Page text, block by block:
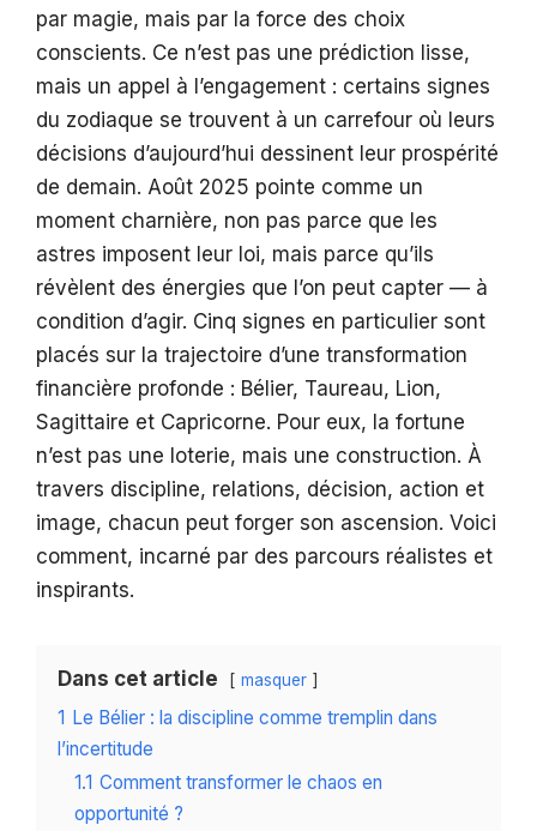
par magie, mais par la force des choix
conscients. Ce n’est pas une prédiction lisse,
mais un appel à l’engagement : certains signes
du zodiaque se trouvent à un carrefour où leurs
décisions d’aujourd’hui dessinent leur prospérité
de demain. Août 2025 pointe comme un
moment charnière, non pas parce que les
astres imposent leur loi, mais parce qu’ils
révèlent des énergies que l’on peut capter — à
condition d’agir. Cinq signes en particulier sont
placés sur la trajectoire d’une transformation
financière profonde : Bélier, Taureau, Lion,
Sagittaire et Capricorne. Pour eux, la fortune
n’est pas une loterie, mais une construction. À
travers discipline, relations, décision, action et
image, chacun peut forger son ascension. Voici
comment, incarné par des parcours réalistes et
inspirants.
Dans cet article masquer
1 Le Bélier : la discipline comme tremplin dans
l’incertitude
1.1 Comment transformer le chaos en
opportunité ?